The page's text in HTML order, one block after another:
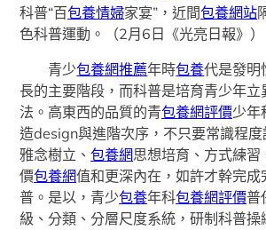
科普“百包養情婦家宴”，近間包養網站
色科普運動。（2月6日《光亮日報》）
青少包養網推薦年時包養代是發明
長的主要階段，而科普是培育青少年立
法。高東西的品質的青包養網評價少年
造design與進階次序，不只要常識程
雅念樹立、包養網思想培育、方式練
價包養網值和更深內在，如許才幹完成
普。是以，青少包養年科包養網評價普
級、分類、分層尺度系統，研制科普操